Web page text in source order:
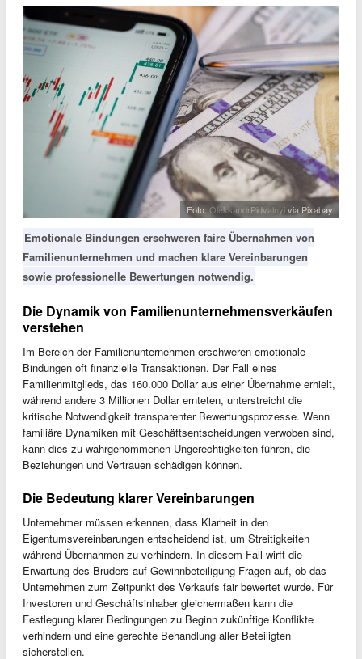
Foto:OleksandrPidvalnyivia Pixabay
Emotionale Bindungen erschweren faire Übernahmen von
Familienunternehmen und machen klare Vereinbarungen
sowie professionelle Bewertungen notwendig.
Die Dynamik von Familienunternehmensverkäufen
verstehen
Im Bereich der Familienunternehmen erschweren emotionale
Bindungen oft finanzielle Transaktionen. Der Fall eines
Familienmitglieds, das 160.000 Dollar aus einer Übernahme erhielt,
während andere 3 Millionen Dollar ernteten, unterstreicht die
kritische Notwendigkeit transparenter Bewertungsprozesse. Wenn
familiäre Dynamiken mit Geschäftsentscheidungen verwoben sind,
kann dies zu wahrgenommenen Ungerechtigkeiten führen, die
Beziehungen und Vertrauen schädigen können.
Die Bedeutung klarer Vereinbarungen
Unternehmer müssen erkennen, dass Klarheit in den
Eigentumsvereinbarungen entscheidend ist, um Streitigkeiten
während Übernahmen zu verhindern. In diesem Fall wirft die
Erwartung des Bruders auf Gewinnbeteiligung Fragen auf, ob das
Unternehmen zum Zeitpunkt des Verkaufs fair bewertet wurde. Für
Investoren und Geschäftsinhaber gleichermaßen kann die
Festlegung klarer Bedingungen zu Beginn zukünftige Konflikte
verhindern und eine gerechte Behandlung aller Beteiligten
sicherstellen.